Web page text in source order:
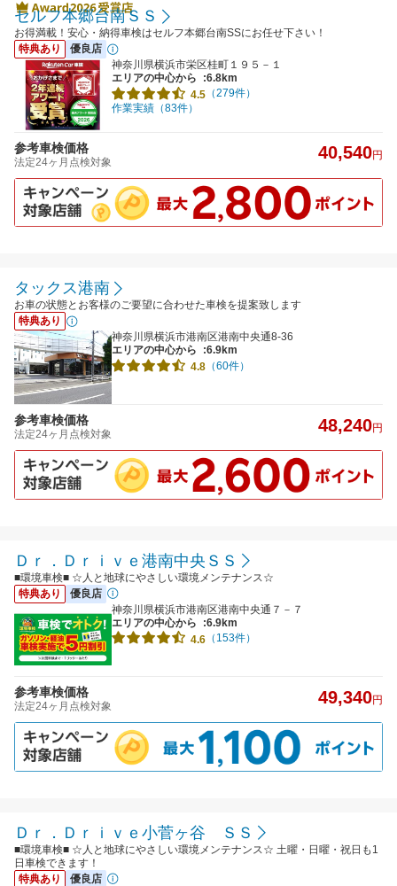
セルフ本郷台南ＳＳ
お得満載！安心・納得車検はセルフ本郷台南SSにお任せ下さい！
特典あり
優良店
神奈川県横浜市栄区桂町１９５－１
エリアの中心から
:6.8km
4.5 （279件）
作業実績（83件）
参考車検価格
法定24ヶ月点検対象 40,540円
タックス港南
お車の状態とお客様のご要望に合わせた車検を提案致します
特典あり
神奈川県横浜市港南区港南中央通8-36
エリアの中心から
:6.9km
4.8 （60件）
参考車検価格
法定24ヶ月点検対象 48,240円
Ｄｒ．Ｄｒｉｖｅ港南中央ＳＳ
■環境車検■ ☆人と地球にやさしい環境メンテナンス☆
特典あり
優良店
神奈川県横浜市港南区港南中央通７－７
エリアの中心から
:6.9km
4.6 （153件）
参考車検価格
法定24ヶ月点検対象 49,340円
Ｄｒ．Ｄｒｉｖｅ小菅ヶ谷 ＳＳ
■環境車検■ ☆人と地球にやさしい環境メンテナンス☆ 土曜・日曜・祝日も1
日車検できます！
特典あり
優良店